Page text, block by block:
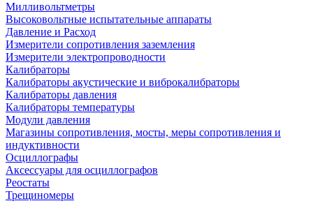
Милливольтметры
Высоковольтные испытательные аппараты
Давление и Расход
Измерители сопротивления заземления
Измерители электропроводности
Калибраторы
Калибраторы акустические и виброкалибраторы
Калибраторы давления
Калибраторы температуры
Модули давления
Магазины сопротивления, мосты, меры сопротивления и
индуктивности
Осциллографы
Аксессуары для осциллографов
Реостаты
Трещиномеры